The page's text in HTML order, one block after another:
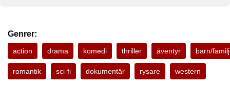
Genrer:
action drama komedi thriller äventyr barn/familj
romantik sci-fi dokumentär rysare western